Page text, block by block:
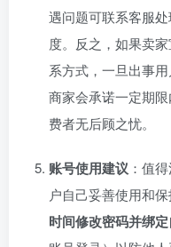
遇问题可联系客服
度。反之，如果卖
系方式，一旦出事
商家会承诺一定期
费者无后顾之忧。
账号使用建议 ：值
户自己妥善使用和
时间修改密码并绑